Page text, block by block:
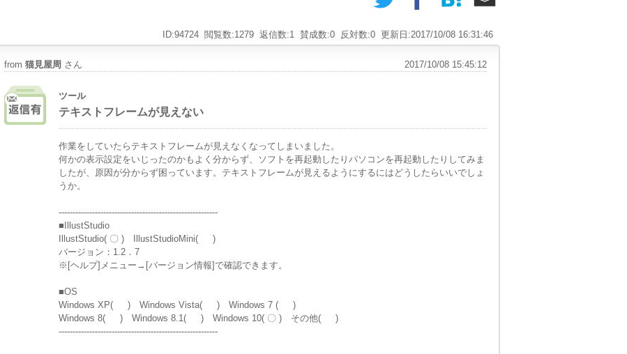
更新日:2017/10/08 16:31:46
反対数:0
賛成数:0
返信数:1
閲覧数:1279
ID:94724
from 猫見屋周 さん 2017/10/08 15:45:12
ツール
テキストフレームが見えない
作業をしていたらテキストフレームが見えなくなってしまいました。
何かの表示設定をいじったのかもよく分からず、ソフトを再起動したりパソコンを再起動したりしてみま
したが、原因が分からず困っています。テキストフレームが見えるようにするにはどうしたらいいでしょ
うか。
---------------------------------------------------------
■IllustStudio
IllustStudio( 〇 ) IllustStudioMini( )
バージョン：1.2．7
※[ヘルプ]メニュー→[バージョン情報]で確認できます。
■OS
Windows XP( ) Windows Vista( ) Windows 7 ( )
Windows 8( ) Windows 8.1( ) Windows 10( 〇 ) その他( )
---------------------------------------------------------